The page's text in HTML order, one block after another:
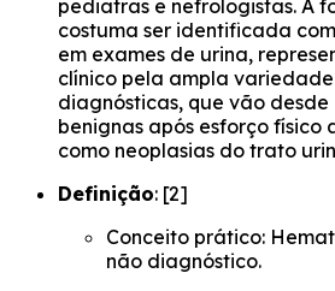
pediatras e nefrologistas. A
costuma ser identificada
em exames de urina,
clínico pela ampla
diagnósticas, que vão desde
benignas após esforço físico
como neoplasias do trato
Definição: [2]
Conceito prático:
não diagnóstico.